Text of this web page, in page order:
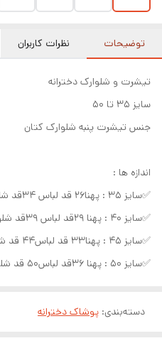
توضیحات نظرات کاربران
تیشرت و شلوارک دخترانه
سایز ۳۵ تا ۵۰
جنس تیشرت پنبه شلوارک کتان
اندازه ها :
✅سایز ۳۵ : پهنا۲۶ قد لباس ۳۴قد شلوارک۳۳
✅سایز ۴۰ : پهنا ۲۹قد لباس ۳۹قد شلوارک۳۶
✅سایز ۴۵ : پهنا۳۳ قد لباس۴۴ قد شلوارک۳۹
✅سایز ۵۰ : پهنا ۳۶قد لباس۵۰ قد شلوارک۴۳
دسته‌بندی: پوشاک دخترانه